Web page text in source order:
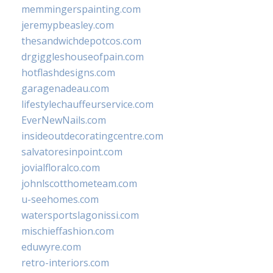
memmingerspainting.com
jeremypbeasley.com
thesandwichdepotcos.com
drgiggleshouseofpain.com
hotflashdesigns.com
garagenadeau.com
lifestylechauffeurservice.com
EverNewNails.com
insideoutdecoratingcentre.com
salvatoresinpoint.com
jovialfloralco.com
johnlscotthometeam.com
u-seehomes.com
watersportslagonissi.com
mischieffashion.com
eduwyre.com
retro-interiors.com